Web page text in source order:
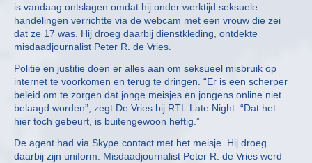
is vandaag ontslagen omdat hij onder werktijd seksuele
handelingen verrichtte via de webcam met een vrouw die zei
dat ze 17 was. Hij droeg daarbij dienstkleding, ontdekte
misdaadjournalist Peter R. de Vries.
Politie en justitie doen er alles aan om seksueel misbruik op
internet te voorkomen en terug te dringen. “Er is een scherper
beleid om te zorgen dat jonge meisjes en jongens online niet
belaagd worden”, zegt De Vries bij RTL Late Night. “Dat het
hier toch gebeurt, is buitengewoon heftig.”
De agent had via Skype contact met het meisje. Hij droeg
daarbij zijn uniform. Misdaadjournalist Peter R. de Vries werd